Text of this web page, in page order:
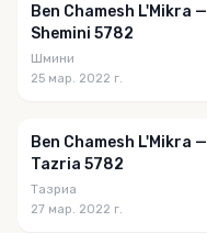
Ben Chamesh L'Mikra —
Shemini 5782
Шмини
25 мар. 2022 г.
Ben Chamesh L'Mikra —
Tazria 5782
Тазриа
27 мар. 2022 г.